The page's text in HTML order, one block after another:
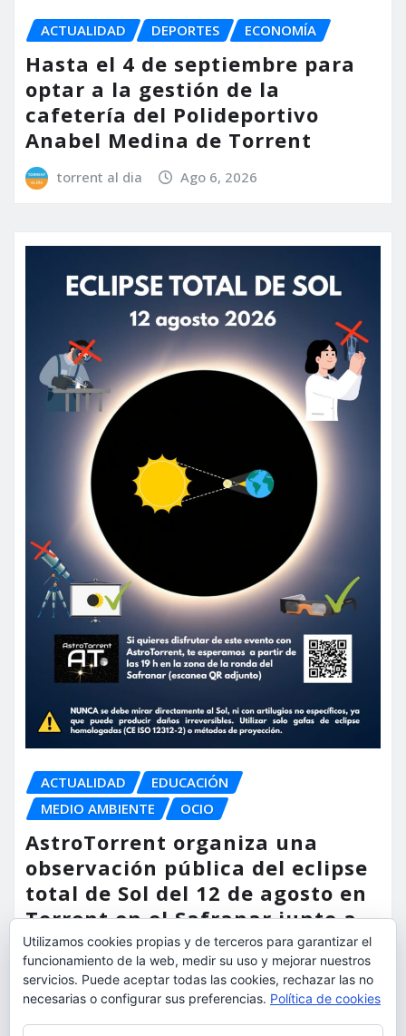
ACTUALIDAD DEPORTES ECONOMÍA
Hasta el 4 de septiembre para
optar a la gestión de la
cafetería del Polideportivo
Anabel Medina de Torrent
torrent al dia Ago 6, 2026
ACTUALIDAD
EDUCACIÓN
MEDIO AMBIENTE
OCIO
AstroTorrent organiza una
observación pública del eclipse
total de Sol del 12 de agosto en
Torrent en el Safranar junto a
las vías del AVE
torrent al dia Ago 5, 2026
Utilizamos cookies propias y de terceros para garantizar el
funcionamiento de la web, medir su uso y mejorar nuestros
servicios. Puede aceptar todas las cookies, rechazar las no
necesarias o configurar sus preferencias. Política de cookies